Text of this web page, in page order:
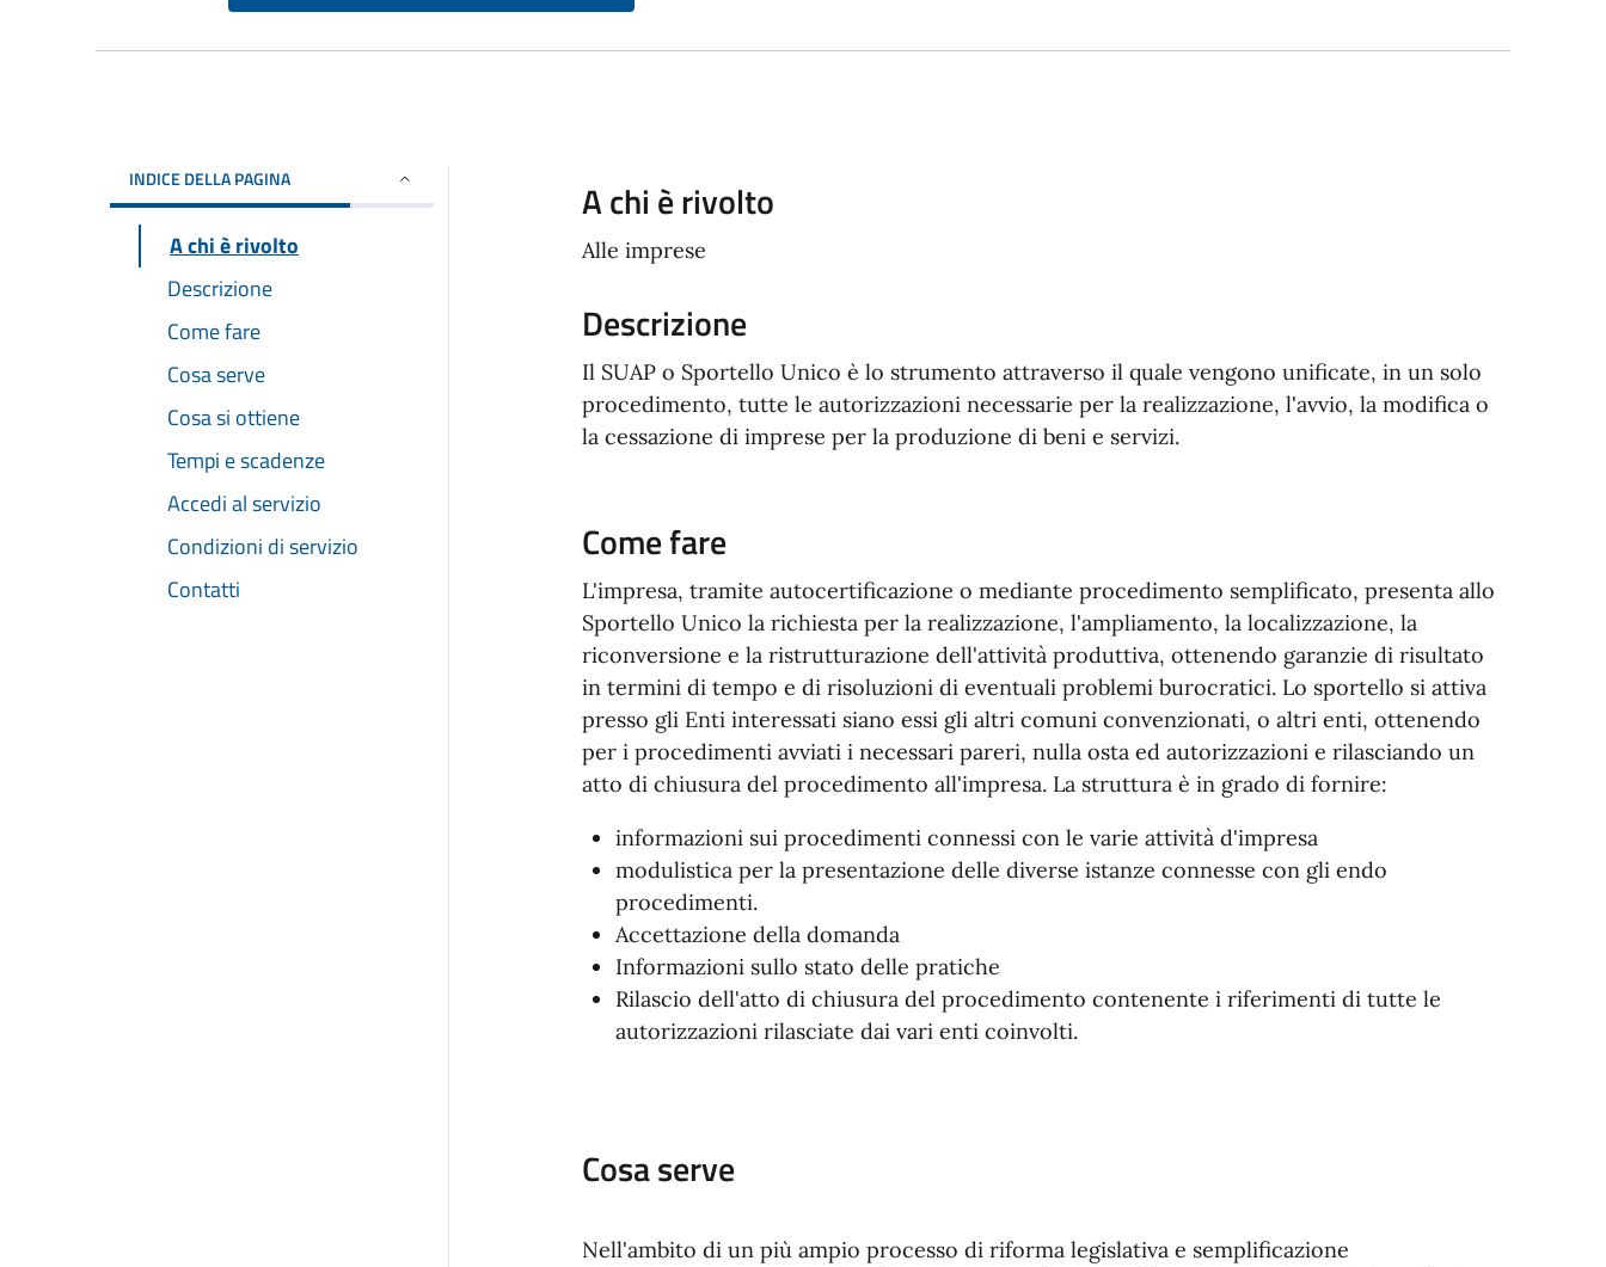
INDICE DELLA PAGINA
A chi è rivolto
Descrizione
Come fare
Cosa serve
Cosa si ottiene
Tempi e scadenze
Accedi al servizio
Condizioni di servizio
Contatti
A chi è rivolto
Alle imprese
Descrizione
Il SUAP o Sportello Unico è lo strumento attraverso il quale vengono unificate, in un solo
procedimento, tutte le autorizzazioni necessarie per la realizzazione, l'avvio, la modifica o
la cessazione di imprese per la produzione di beni e servizi.
Come fare
L'impresa, tramite autocertificazione o mediante procedimento semplificato, presenta allo
Sportello Unico la richiesta per la realizzazione, l'ampliamento, la localizzazione, la
riconversione e la ristrutturazione dell'attività produttiva, ottenendo garanzie di risultato
in termini di tempo e di risoluzioni di eventuali problemi burocratici. Lo sportello si attiva
presso gli Enti interessati siano essi gli altri comuni convenzionati, o altri enti, ottenendo
per i procedimenti avviati i necessari pareri, nulla osta ed autorizzazioni e rilasciando un
atto di chiusura del procedimento all'impresa. La struttura è in grado di fornire:
informazioni sui procedimenti connessi con le varie attività d'impresa
modulistica per la presentazione delle diverse istanze connesse con gli endo
procedimenti.
Accettazione della domanda
Informazioni sullo stato delle pratiche
Rilascio dell'atto di chiusura del procedimento contenente i riferimenti di tutte le
autorizzazioni rilasciate dai vari enti coinvolti.
Cosa serve
Nell'ambito di un più ampio processo di riforma legislativa e semplificazione